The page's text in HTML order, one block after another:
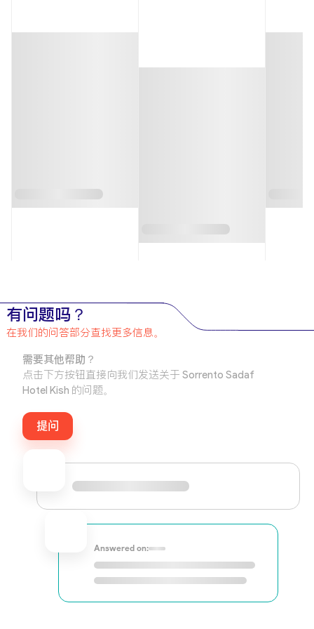
有问题吗？
在我们的问答部分查找更多信息。
需要其他帮助？
点击下方按钮直接向我们发送关于 Sorrento Sadaf
Hotel Kish 的问题。
提问
Answered on: